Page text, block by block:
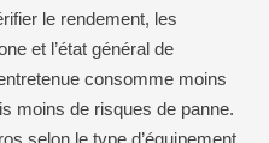
le rendement, les
et l’état général de
consomme moins
moins de risques de panne.
selon le type d’équipement.